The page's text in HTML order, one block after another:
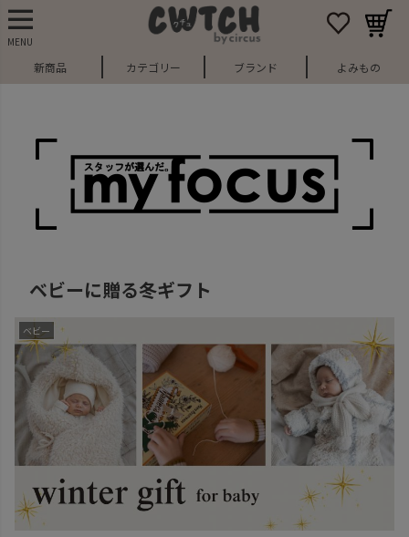
MENU
新商品 カテゴリー ブランド よみもの
ベビーに贈る冬ギフト
ベビー